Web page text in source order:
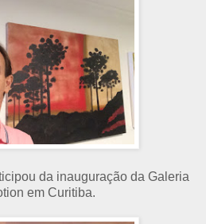
da inauguração da Galeria
em Curitiba.